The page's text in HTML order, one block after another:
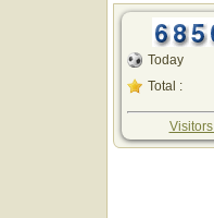
Today
Total :